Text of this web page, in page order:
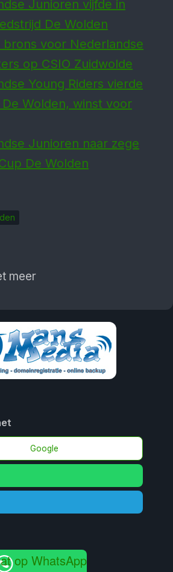
Junioren vijfde in
De Wolden
brons voor Neder­landse
op CSIO Zuid­wolde
Young Riders vierde
De Wolden, winst voor
Junioren naar zege
De Wolden
meer
Google
op WhatsApp